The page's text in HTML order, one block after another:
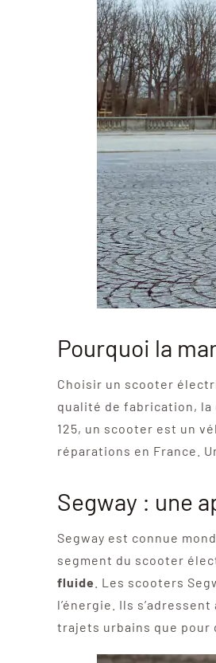
Pourquoi la
Choisir un scooter
qualité de fabrication, la
125, un scooter est un
réparations en France.
Segway : une
Segway est connue
segment du scooter
fluide
. Les scooters
l’énergie. Ils
trajets urbains que pour